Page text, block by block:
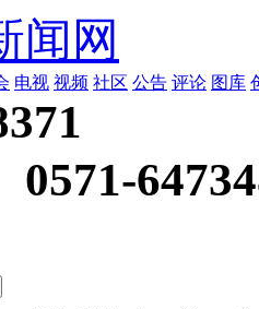
闻网
电视 视频 社区 公告 评论 图库
0571-